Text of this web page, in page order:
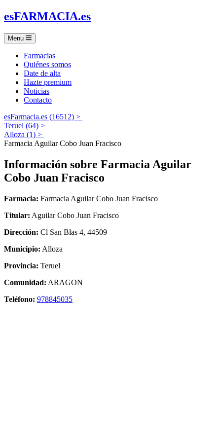
esFARMACIA.es
Menu
Farmacias
Quiénes somos
Date de alta
Hazte premium
Noticias
Contacto
esFarmacia.es (16512) >
Teruel (64) >
Alloza (1) >
Farmacia Aguilar Cobo Juan Fracisco
Información sobre Farmacia Aguilar
Cobo Juan Fracisco
Farmacia: Farmacia Aguilar Cobo Juan Fracisco
Titular: Aguilar Cobo Juan Fracisco
Dirección: Cl San Blas 4, 44509
Municipio: Alloza
Provincia: Teruel
Comunidad: ARAGON
Teléfono: 978845035